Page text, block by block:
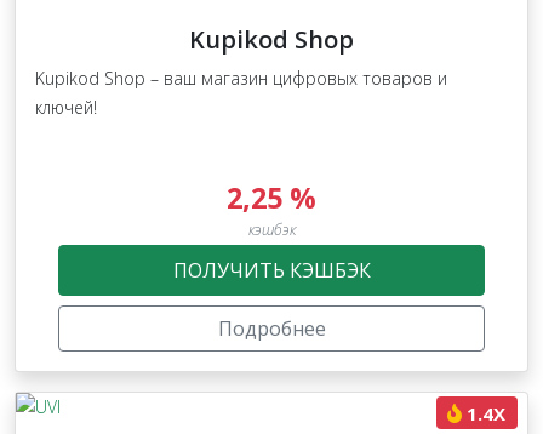
Kupikod Shop
Kupikod Shop – ваш магазин цифровых товаров и
ключей!
2,25 %
кэшбэк
ПОЛУЧИТЬ КЭШБЭК
Подробнее
1.4X